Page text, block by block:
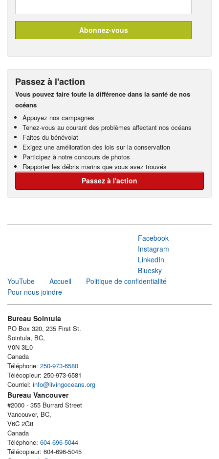
Passez à l'action
Vous pouvez faire toute la différence dans la santé de nos
océans
Appuyez nos campagnes
Tenez-vous au courant des problèmes affectant nos océans
Faites du bénévolat
Exigez une amélioration des lois sur la conservation
Participez à notre concours de photos
Rapporter les débris marins que vous avez trouvés
Passez à l'action
Facebook
Instagram
LinkedIn
Bluesky
YouTube
Accueil
Politique de confidentialité
Pour nous joindre
Bureau Sointula
PO Box 320, 235 First St.
Sointula, BC,
V0N 3E0
Canada
Téléphone: 250-973-6580
Télécopieur: 250-973-6581
Courriel: info@livingoceans.org
Bureau Vancouver
#2000 - 355 Burrard Street
Vancouver, BC,
V6C 2G8
Canada
Téléphone: 604-696-5044
Télécopieur: 604-696-5045